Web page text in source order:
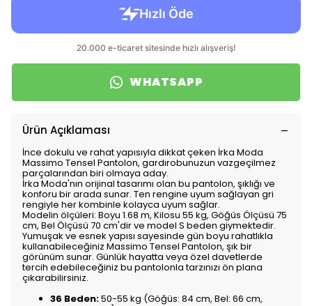
WHATSAPP
Ürün Açıklaması
İnce dokulu ve rahat yapısıyla dikkat çeken İrka Moda
Massimo Tensel Pantolon, gardırobunuzun vazgeçilmez
parçalarından biri olmaya aday.
İrka Moda'nın orijinal tasarımı olan bu pantolon, şıklığı ve
konforu bir arada sunar. Ten rengine uyum sağlayan gri
rengiyle her kombinle kolayca uyum sağlar.
Modelin ölçüleri: Boyu 1.68 m, Kilosu 55 kg, Göğüs Ölçüsü 75
cm, Bel Ölçüsü 70 cm'dir ve model S beden giymektedir.
Yumuşak ve esnek yapısı sayesinde gün boyu rahatlıkla
kullanabileceğiniz Massimo Tensel Pantolon, şık bir
görünüm sunar. Günlük hayatta veya özel davetlerde
tercih edebileceğiniz bu pantolonla tarzınızı ön plana
çıkarabilirsiniz.
36 Beden:50-55 kg (Göğüs: 84 cm, Bel: 66 cm,